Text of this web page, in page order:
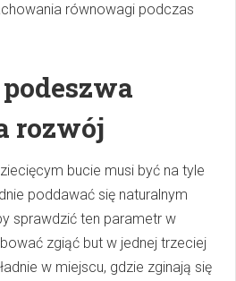
równowagi podczas
rozwój
bucie musi być na tyle
poddawać się naturalnym
sprawdzić ten parametr w
zgiąć but w jednej trzeciej
w miejscu, gdzie zginają się